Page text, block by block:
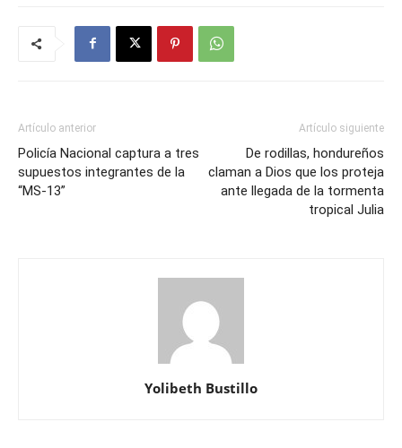
Artículo anterior
Policía Nacional captura a tres
supuestos integrantes de la
“MS-13”
Artículo siguiente
De rodillas, hondureños
claman a Dios que los proteja
ante llegada de la tormenta
tropical Julia
Yolibeth Bustillo